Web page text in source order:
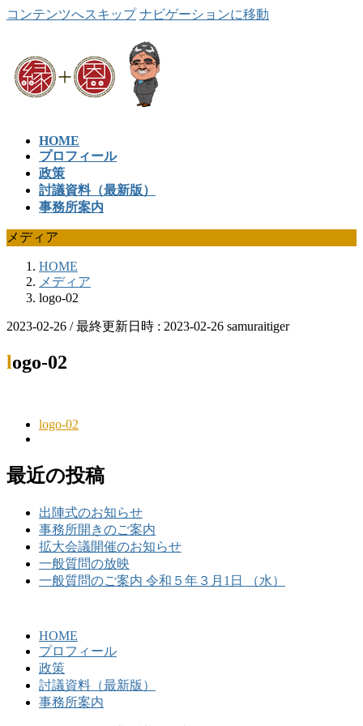
コンテンツへスキップ ナビゲーションに移動
HOME
プロフィール
政策
討議資料（最新版）
事務所案内
メディア
HOME
メディア
logo-02
2023-02-26 / 最終更新日時 : 2023-02-26 samuraitiger
logo-02
logo-02
最近の投稿
出陣式のお知らせ
事務所開きのご案内
拡大会議開催のお知らせ
一般質問の放映
一般質問のご案内 令和５年３月1日 （水）
HOME
プロフィール
政策
討議資料（最新版）
事務所案内